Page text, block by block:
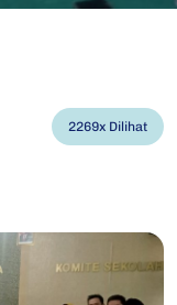
2269x Dilihat